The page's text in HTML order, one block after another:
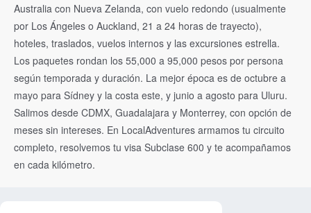
Australia con Nueva Zelanda, con vuelo redondo (usualmente
por Los Ángeles o Auckland, 21 a 24 horas de trayecto),
hoteles, traslados, vuelos internos y las excursiones estrella.
Los paquetes rondan los 55,000 a 95,000 pesos por persona
según temporada y duración. La mejor época es de octubre a
mayo para Sídney y la costa este, y junio a agosto para Uluru.
Salimos desde CDMX, Guadalajara y Monterrey, con opción de
meses sin intereses. En LocalAdventures armamos tu circuito
completo, resolvemos tu visa Subclase 600 y te acompañamos
en cada kilómetro.